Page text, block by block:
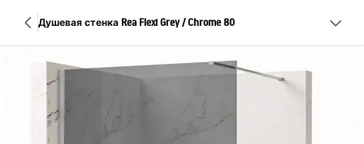
Душевая стенка Rea Flexi Grey / Chrome 80